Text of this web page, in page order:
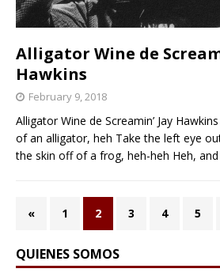
Alligator Wine de
Hawkins
February 9, 2018
Alligator Wine de Screamin’ Jay
of an alligator, heh Take the left eye
the skin off of a frog, heh-heh Heh,
« 1 2 3 4 5
QUIENES SOMOS